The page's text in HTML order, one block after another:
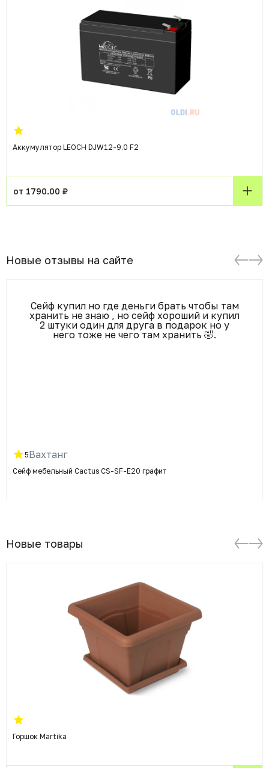
Аккумулятор LEOCH DJW12-9.0 F2
от 1790.00 ₽
Новые отзывы на сайте
Сейф купил но где деньги брать чтобы там
хранить не знаю , но сейф хороший и купил
2 штуки один для друга в подарок но у
него тоже не чего там хранить 🤣.
5Вахтанг
Сейф мебельный Cactus CS-SF-E20 графит
Новые товары
Горшок Martika